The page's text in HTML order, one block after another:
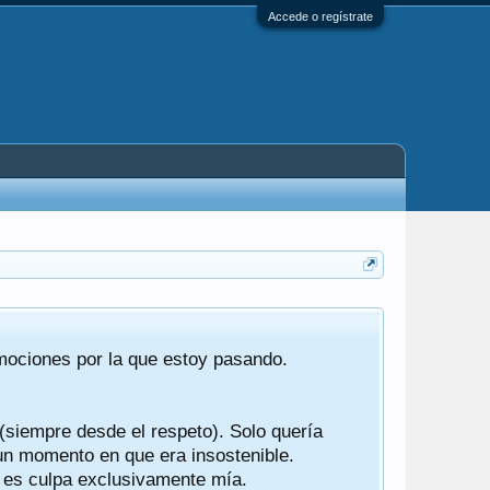
Accede o regístrate
por la que estoy pasando.
desde el respeto). Solo quería
momento en que era insostenible.
culpa exclusivamente mía.